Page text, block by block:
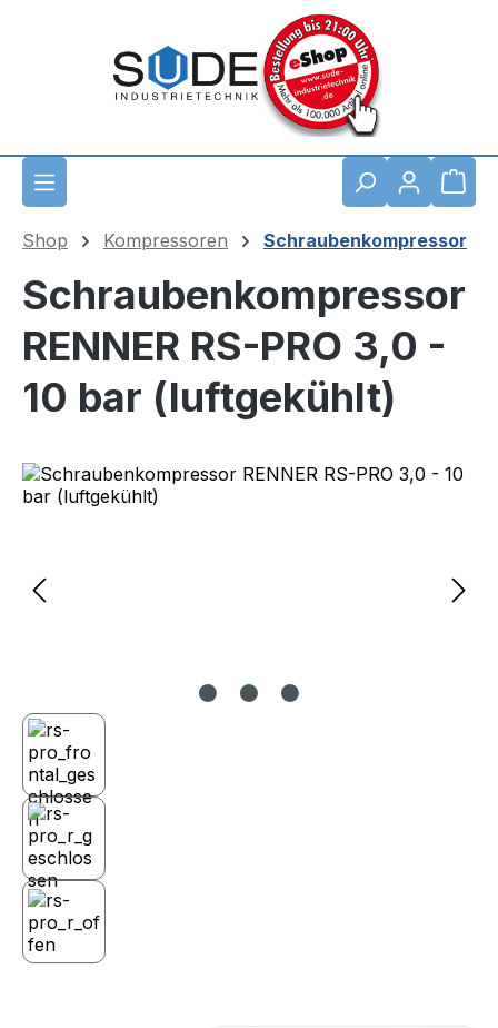
Shop Kompressoren Schraubenkompressor
Schraubenkompressor
RENNER RS-PRO 3,0 -
10 bar (luftgekühlt)
Bildergalerie überspringen